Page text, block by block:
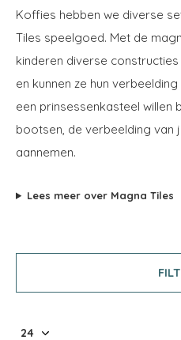
Koffies hebben we diverse
Tiles speelgoed. Met de
kinderen diverse
en kunnen ze hun
een prinsessenkasteel willen
bootsen, de verbeelding van
aannemen.
Lees meer over Magna Tiles